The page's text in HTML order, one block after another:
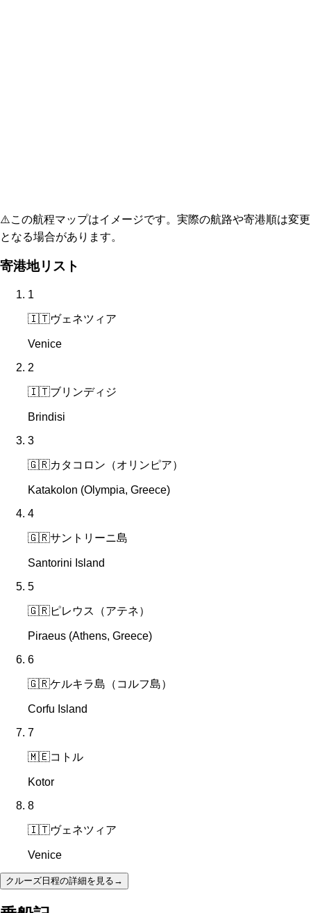
⚠️この航程マップはイメージです。実際の航路や寄港順は変更
となる場合があります。
寄港地リスト
1
🇮🇹ヴェネツィア
Venice
2
🇮🇹ブリンディジ
Brindisi
3
🇬🇷カタコロン（オリンピア）
Katakolon (Olympia, Greece)
4
🇬🇷サントリーニ島
Santorini Island
5
🇬🇷ピレウス（アテネ）
Piraeus (Athens, Greece)
6
🇬🇷ケルキラ島（コルフ島）
Corfu Island
7
🇲🇪コトル
Kotor
8
🇮🇹ヴェネツィア
Venice
クルーズ日程の詳細を見る →